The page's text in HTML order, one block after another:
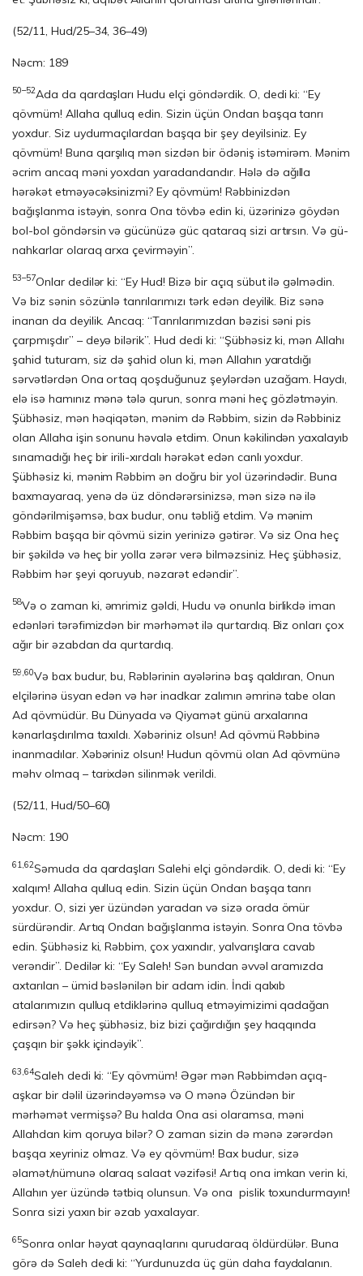
(52/11, Hud/25–34, 36–49)
Nəcm: 189
50–52Ada da qardaşları Hudu elçi göndərdik. O, dedi ki: “Ey
qövmüm! Allaha qul­luq edin. Sizin üçün Ondan başqa tanrı
yoxdur. Siz uydurmaçılardan başqa bir şey de­yilsiniz. Ey
qövmüm! Buna qarşılıq mən sizdən bir ödəniş istəmirəm. Mənim
əc­rim ancaq məni yoxdan yaradandandır. Hələ də ağılla
hərəkət etməyəcək­si­niz­mi? Ey qövmüm! Rəbbinizdən
bağışlanma istəyin, sonra Ona tövbə edin ki, üzə­rinizə göydən
bol-bol göndərsin və gücünüzə güc qataraq sizi artırsın. Və gü­
nah­karlar olaraq arxa çevirməyin”.
53–57Onlar dedilər ki: “Ey Hud! Bizə bir açıq sübut ilə gəlmədin.
Və biz sənin sözünlə tanrılarımızı tərk edən deyilik. Biz sənə
inanan da deyilik. Ancaq: “Tanrılarımızdan bəzisi səni pis
çarpmışdır” – deyə bilərik”. Hud dedi ki: “Şübhəsiz ki, mən Allahı
şahid tuturam, siz də şahid olun ki, mən Allahın yaratdığı
sərvətlərdən Ona ortaq qoşduğunuz şeylərdən uzağam. Haydı,
elə isə hamınız mənə tələ qurun, sonra məni heç gözlətməyin.
Şübhəsiz, mən həqiqətən, mənim də Rəbbim, sizin də Rəbbiniz
olan Allaha işin sonunu həvalə etdim. Onun kəkilindən yaxalayıb
sınamadığı heç bir irili-xırdalı hərəkət edən canlı yoxdur.
Şübhəsiz ki, mənim Rəbbim ən doğru bir yol üzərindədir. Buna
baxmayaraq, yenə də üz döndərərsinizsə, mən sizə nə ilə
göndərilmişəmsə, bax budur, onu təbliğ etdim. Və mənim
Rəbbim başqa bir qövmü sizin yerinizə gətirər. Və siz Ona heç
bir şəkildə və heç bir yolla zərər verə bilməzsiniz. Heç şübhəsiz,
Rəbbim hər şeyi qoruyub, nəzarət edəndir”.
58Və o zaman ki, əmrimiz gəldi, Hudu və onunla birlikdə iman
edənləri tərəfimizdən bir mərhəmət ilə qurtardıq. Biz onları çox
ağır bir əzabdan da qurtardıq.
59,60Və bax budur, bu, Rəblərinin ayələrinə baş qaldıran, Onun
elçilərinə üsyan edən və hər inadkar zalımın əmrinə tabe olan
Ad qövmüdür. Bu Dünyada və Qiyamət günü arxalarına
kənarlaşdırılma taxıldı. Xəbəriniz olsun! Ad qövmü Rəbbinə
inanmadılar. Xəbəriniz olsun! Hudun qövmü olan Ad qövmünə
məhv olmaq – tarixdən silinmək verildi.
(52/11, Hud/50–60)
Nəcm: 190
61,62Səmuda da qardaşları Salehi elçi göndərdik. O, dedi ki: “Ey
xalqım! Allaha qul­luq edin. Sizin üçün Ondan başqa tanrı
yoxdur. O, sizi yer üzündən yaradan və sizə orada ömür
sürdürəndir. Artıq Ondan bağışlanma istəyin. Sonra Ona tövbə
edin. Şübhəsiz ki, Rəbbim, çox yaxındır, yalvarışlara cavab
verəndir”. Dedilər ki: “Ey Saleh! Sən bundan əvvəl aramızda
axtarılan – ümid bəslənilən bir adam idin. İndi qal­xıb
atalarımızın qulluq etdiklərinə qulluq etməyimizimi qadağan
edirsən? Və heç şübhəsiz, biz bizi çağırdığın şey haqqında
çaşqın bir şəkk içindəyik”.
63,64Saleh dedi ki: “Ey qövmüm! Əgər mən Rəbbimdən açıq-
aşkar bir dəlil üzərindəyəmsə və O mənə Özündən bir
mərhəmət vermişsə? Bu halda Ona asi olaramsa, məni
Allahdan kim qoruya bilər? O zaman sizin də mənə zərərdən
başqa xeyriniz olmaz. Və ey qövmüm! Bax budur, sizə
əlamət/nümunə olaraq salaat vəzifəsi! Artıq ona imkan verin ki,
Allahın yer üzündə tətbiq olunsun. Və ona pislik toxundurmayın!
Sonra sizi yaxın bir əzab yaxalayar.
65Sonra onlar həyat qaynaqlarını qurudaraq öldürdülər. Buna
görə də Saleh de­di ki: “Yurdunuzda üç gün daha faydalanın.